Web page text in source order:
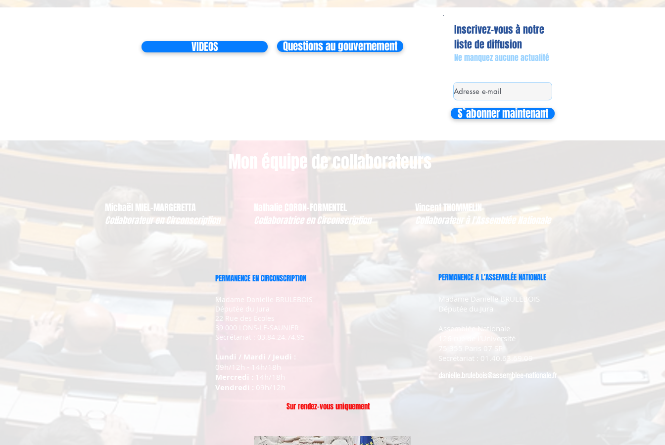
VIDEOS Questions au gouvernement
Inscrivez-vous à notre
liste de diffusion
Ne manquez aucune actualité
S`abonner maintenant
Mon équipe de collaborateurs
Michaël MIEL-MARGERETTA
Collaborateur en Circonscription
Vincent THOMMELIN
Collaborateur à l'Assemblée Nationale
Nathalie CORON-FORMENTEL
Collaboratrice en Circonscription
PERMANENCE EN CIRCONSCRIPTION
Madame Danielle BRULEBOIS
Députée du Jura
22 Rue des Ecoles
39 000 LONS-LE-SAUNIER
Secrétariat : 03.84.24.74.95
Lundi / Mardi / Jeudi :
09h/12h - 14h/18h
Mercredi : 14h/18h
Vendredi : 09h/12h
PERMANENCE A L’ASSEMBLÉE NATIONALE
Madame Danielle BRULEBOIS
Députée du Jura
Assemblée Nationale
126 rue de l'Université
Secrétariat : 01.40.63.69.09
danielle.brulebois@assemblee-nationale.fr
Sur rendez-vous uniquement